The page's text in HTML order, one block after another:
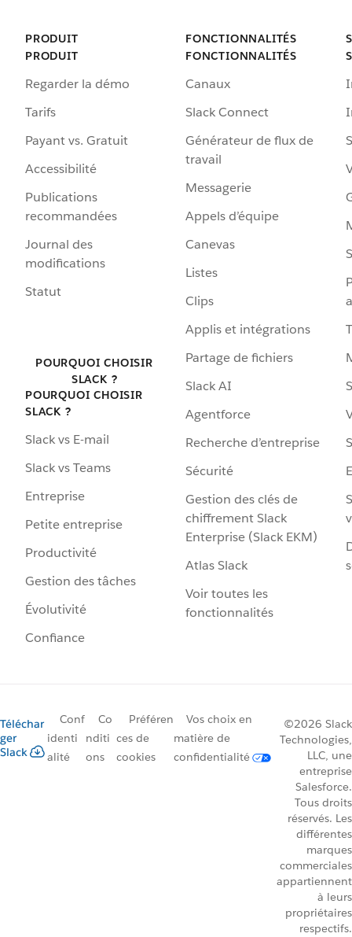
PRODUIT
PRODUIT
Regarder la démo
Tarifs
Payant vs. Gratuit
Accessibilité
Publications
recommandées
Journal des
modifications
Statut
POURQUOI CHOISIR
SLACK ?
POURQUOI CHOISIR
SLACK ?
Slack vs E-mail
Slack vs Teams
Entreprise
Petite entreprise
Productivité
Gestion des tâches
Évolutivité
Confiance
FONCTIONNALITÉS
FONCTIONNALITÉS
Canaux
Slack Connect
Générateur de flux de
travail
Messagerie
Appels d’équipe
Canevas
Listes
Clips
Applis et intégrations
Partage de fichiers
Slack AI
Agentforce
Recherche d’entreprise
Sécurité
Gestion des clés de
chiffrement Slack
Enterprise (Slack EKM)
Atlas Slack
Voir toutes les
fonctionnalités
Téléchar
ger
Slack
Conf
identi
alité
Co
nditi
ons
Préféren
ces de
cookies
Vos choix en
matière de
confidentialité
©2026 Slack
Technologies,
LLC, une
entreprise
Salesforce.
Tous droits
réservés. Les
différentes
marques
commerciales
appartiennent
à leurs
propriétaires
respectifs.